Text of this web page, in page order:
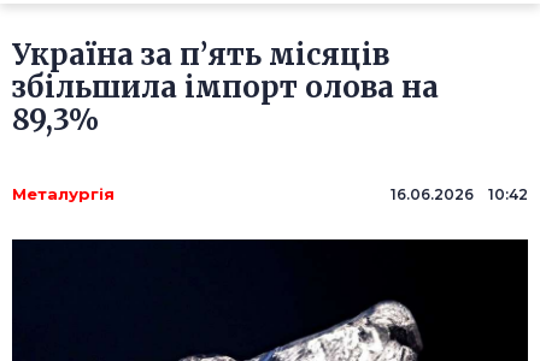
Україна за п’ять місяців
збільшила імпорт олова на
89,3%
Металургія 16.06.2026 10:42